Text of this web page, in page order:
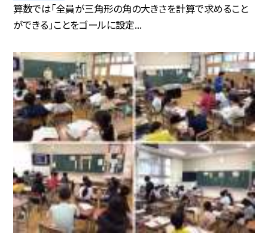
算数では「全員が三角形の角の大きさを計算で求めること
ができる」ことをゴールに設定...